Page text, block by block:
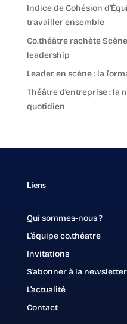
Indice de Cohésion
travailler ensemble
Co.théâtre rachète
leadership
Leader en scène : la
Théâtre d’entreprise : la
quotidien
Liens
Qui sommes-nous ?
L’équipe co.théatre
Invitations
S’abonner à la newsletter
L’actualité
Contact